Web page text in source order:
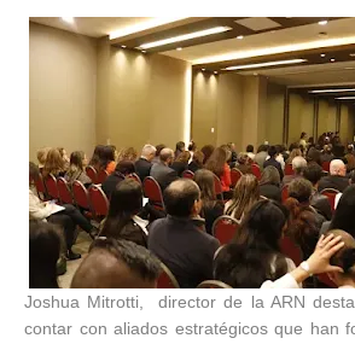
Joshua Mitrotti, director de la ARN
contar con aliados estratégicos que han